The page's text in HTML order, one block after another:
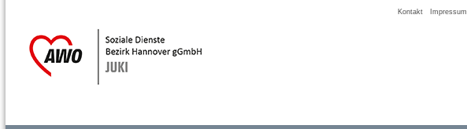
Kontakt Impressum